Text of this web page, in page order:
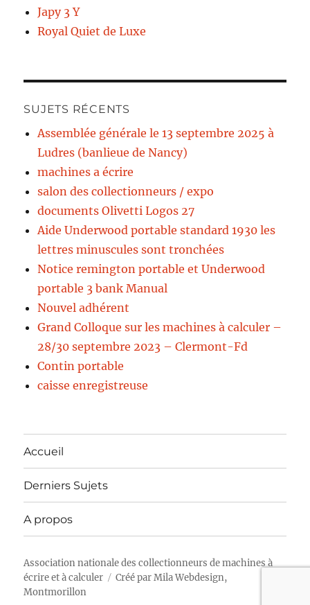
Japy 3 Y
Royal Quiet de Luxe
SUJETS RÉCENTS
Assemblée générale le 13 septembre 2025 à
Ludres (banlieue de Nancy)
machines a écrire
salon des collectionneurs / expo
documents Olivetti Logos 27
Aide Underwood portable standard 1930 les
lettres minuscules sont tronchées
Notice remington portable et Underwood
portable 3 bank Manual
Nouvel adhérent
Grand Colloque sur les machines à calculer –
28/30 septembre 2023 – Clermont-Fd
Contin portable
caisse enregistreuse
Accueil
Derniers Sujets
A propos
Association nationale des collectionneurs de machines à
écrire et à calculer
Créé parMila Webdesign,
Montmorillon